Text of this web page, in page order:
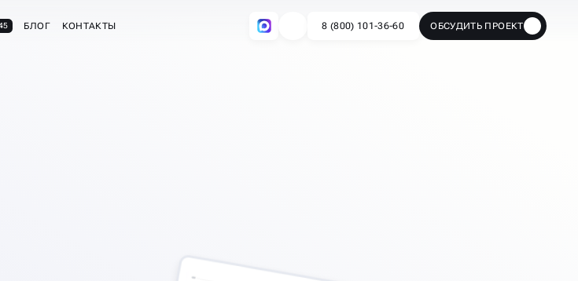
БЛОГ КОНТАКТЫ 8 (800) 101-36-60 ОБСУДИТЬ ПРОЕКТ